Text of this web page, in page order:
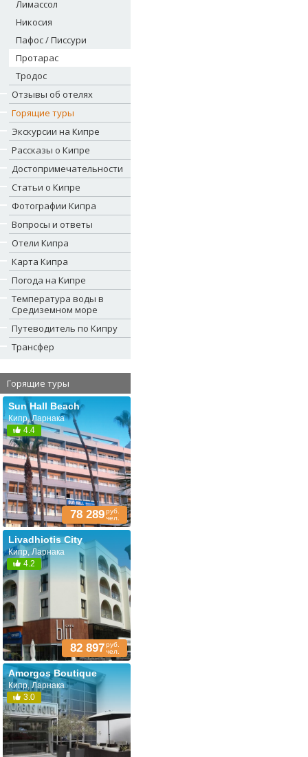
Лимассол
Никосия
Пафос / Писсури
Протарас
Тродос
Отзывы об отелях
Горящие туры
Экскурсии на Кипре
Рассказы о Кипре
Достопримечательности
Статьи о Кипре
Фотографии Кипра
Вопросы и ответы
Отели Кипра
Карта Кипра
Погода на Кипре
Температура воды в
Средиземном море
Путеводитель по Кипру
Трансфер
Горящие туры
Sun Hall Beach
Кипр, Ларнака
4.4
78 289руб.
чел.
Livadhiotis City
Кипр, Ларнака
4.2
82 897руб.
чел.
Amorgos Boutique
Кипр, Ларнака
3.0